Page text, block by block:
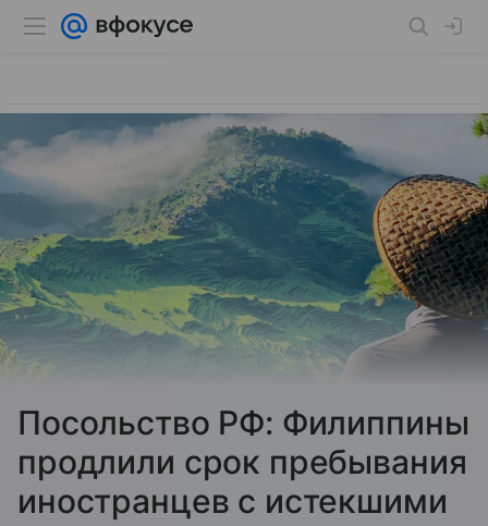
Посольство РФ: Филиппины
продлили срок пребывания
иностранцев с истекшими